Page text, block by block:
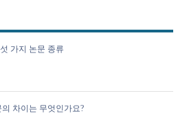
가지 논문 종류
차이는 무엇인가요?